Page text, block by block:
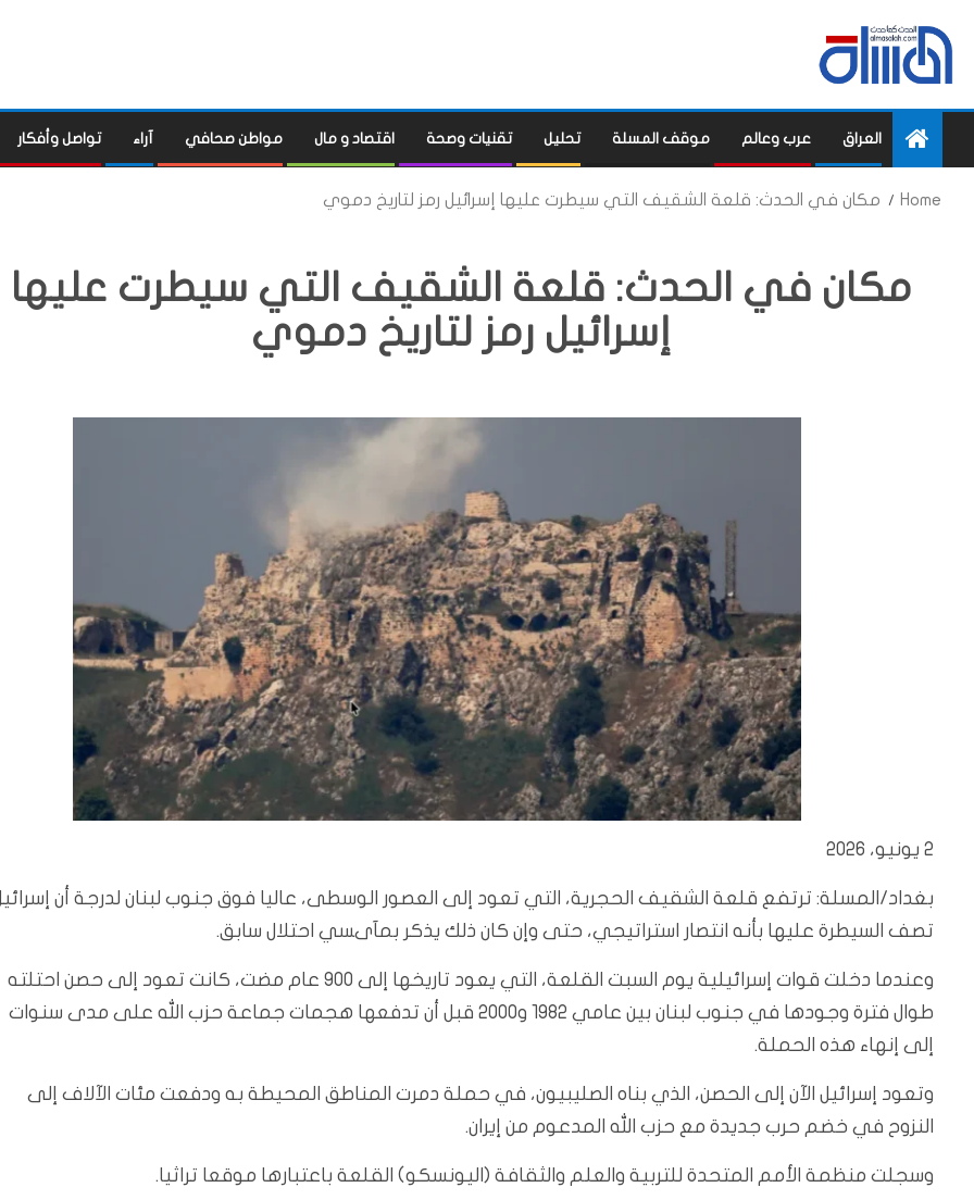
العراق عرب وعالم موقف المسلة تحليل تقنيات وصحة اقتصاد و مال مواطن صحافي آراء تواصل وأفكار
Home مكان في الحدث: قلعة الشقيف التي سيطرت عليها إسرائيل رمز لتاريخ دموي
مكان في الحدث: قلعة الشقيف التي سيطرت عليها
إسرائيل رمز لتاريخ دموي
2 يونيو، 2026
بغداد/المسلة: ترتفع قلعة الشقيف الحجرية، التي تعود إلى العصور الوسطى، عاليا فوق جنوب لبنان لدرجة أن
تصف السيطرة عليها بأنه انتصار استراتيجي، حتى وإن كان ذلك يذكر بمآىسي احتلال سابق.
وعندما دخلت قوات إسرائيلية يوم السبت القلعة، التي يعود تاريخها إلى 900 عام مضت، كانت تعود إلى حصن احتلته
طوال فترة وجودها في جنوب لبنان بين عامي 1982 و2000 قبل أن تدفعها هجمات جماعة حزب الله على مدى سنوات
إلى إنهاء هذه الحملة.
وتعود إسرائيل الآن إلى الحصن، الذي بناه الصليبيون، في حملة دمرت المناطق المحيطة به ودفعت مئات الآلاف إلى
النزوح في خضم حرب جديدة مع حزب الله المدعوم من إيران.
وسجلت منظمة الأمم المتحدة للتربية والعلم والثقافة (اليونسكو) القلعة باعتبارها موقعا تراثيا.